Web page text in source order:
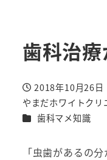
歯科治
投稿日
2018年10月26日
著
者
やまだホワイトクリ
カテゴリー
歯科マメ知識
「虫歯があるの